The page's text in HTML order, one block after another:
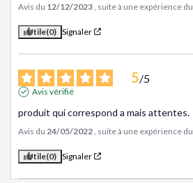
Avis du 12/12/2023 , suite à une expérience du
Utile(0) Signaler
5/5
Avis vérifié
produit qui correspond a mais attentes.
Avis du 24/05/2022 , suite à une expérience du
Utile(0) Signaler